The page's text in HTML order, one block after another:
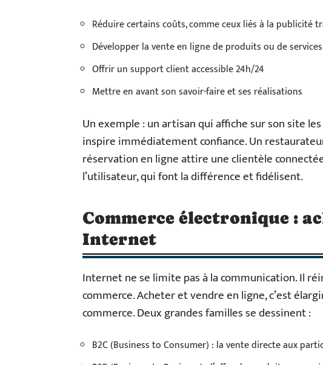
Réduire certains coûts, comme ceux liés à la publicité
Développer la vente en ligne de produits ou de services
Offrir un support client accessible 24h/24
Mettre en avant son savoir-faire et ses réalisations
Un exemple : un artisan qui affiche sur son site
inspire immédiatement confiance. Un
réservation en ligne attire une clientèle
l’utilisateur, qui font la différence et fidélisent.
Commerce électronique :
Internet
Internet ne se limite pas à la communication. Il
commerce. Acheter et vendre en ligne, c’est
commerce. Deux grandes familles se dessinent :
B2C (Business to Consumer) : la vente directe aux